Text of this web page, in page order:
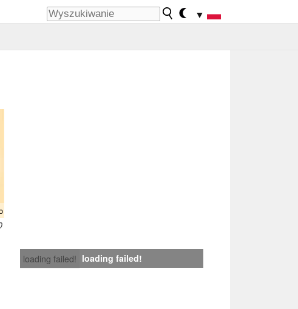
▼
loading failed! loading failed!